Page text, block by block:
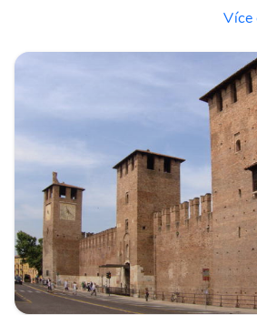
Více